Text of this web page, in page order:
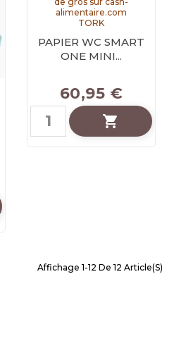
TORK
PAPIER WC SMART
ONE MINI...
60,95 €

Affichage 1-12 De 12 Article(s)